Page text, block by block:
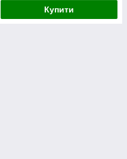
Купити